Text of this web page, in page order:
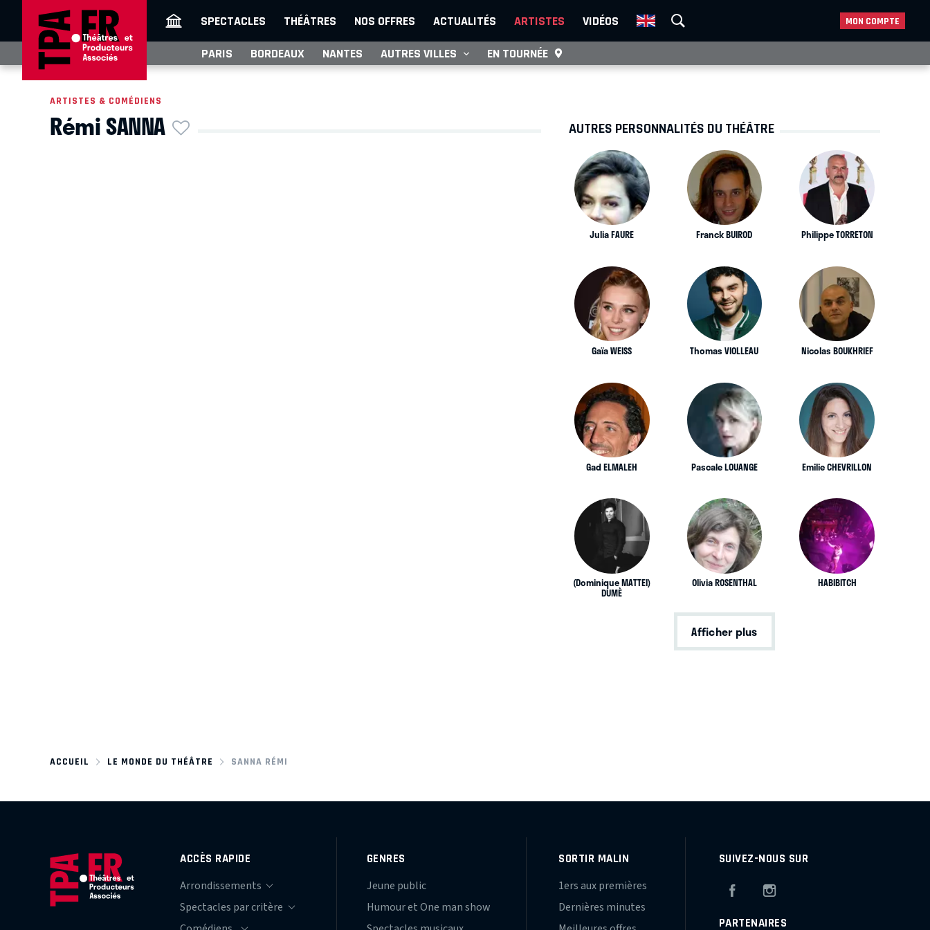
SPECTACLES THÉÂTRES NOS OFFRES ACTUALITÉS ARTISTES VIDÉOS MON COMPTE
PARIS BORDEAUX NANTES AUTRES VILLES EN TOURNÉE
ARTISTES & COMÉDIENS
Rémi SANNA AUTRES PERSONNALITÉS DU THÉÂTRE
Julia FAURE Franck BUIROD Philippe TORRETON
Gaïa WEISS Thomas VIOLLEAU Nicolas BOUKHRIEF
Gad ELMALEH Pascale LOUANGE Emilie CHEVRILLON
(Dominique MATTEI)
DUMÈ
Olivia ROSENTHAL HABIBITCH
Afficher plus
ACCUEIL LE MONDE DU THÉÂTRE SANNA RÉMI
ACCÈS RAPIDE GENRES
Jeune public
Humour et One man show
SORTIR MALIN
1ers aux premières
Dernières minutes
SUIVEZ-NOUS SUR
Facebook
PARTENAIRES